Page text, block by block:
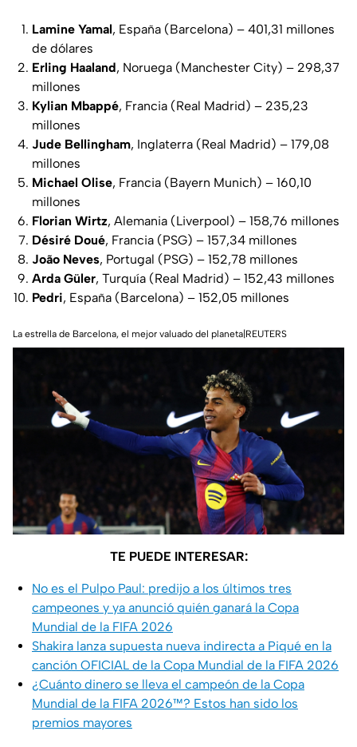
Lamine Yamal, España (Barcelona) – 401,31 millones
de dólares
Erling Haaland, Noruega (Manchester City) – 298,37
millones
Kylian Mbappé, Francia (Real Madrid) – 235,23
millones
Jude Bellingham, Inglaterra (Real Madrid) – 179,08
millones
Michael Olise, Francia (Bayern Munich) – 160,10
millones
Florian Wirtz, Alemania (Liverpool) – 158,76 millones
Désiré Doué, Francia (PSG) – 157,34 millones
João Neves, Portugal (PSG) – 152,78 millones
Arda Güler, Turquía (Real Madrid) – 152,43 millones
Pedri, España (Barcelona) – 152,05 millones
La estrella de Barcelona, el mejor valuado del planeta|REUTERS
TE PUEDE INTERESAR:
No es el Pulpo Paul: predijo a los últimos tres
campeones y ya anunció quién ganará la Copa
Mundial de la FIFA 2026
Shakira lanza supuesta nueva indirecta a Piqué en la
canción OFICIAL de la Copa Mundial de la FIFA 2026
¿Cuánto dinero se lleva el campeón de la Copa
Mundial de la FIFA 2026™? Estos han sido los
premios mayores